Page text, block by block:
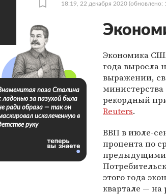
18:19, 22 декабря 2020 (обновлено:
Экономика
года выросла
выражении,
министерства
рекордный
Reuters.
ВВП в июле-
процента по
этого года
квартале — на
поза Сталина
ладонью за пазухой была
ради образа — так он
искалеченную в
руку